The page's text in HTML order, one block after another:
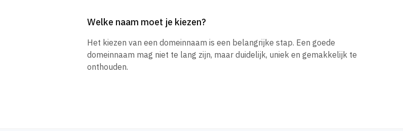
Welke naam moet je kiezen?
Het kiezen van een domeinnaam is een belangrijke stap. Een goede
domeinnaam mag niet te lang zijn, maar duidelijk, uniek en gemakkelijk te
onthouden.